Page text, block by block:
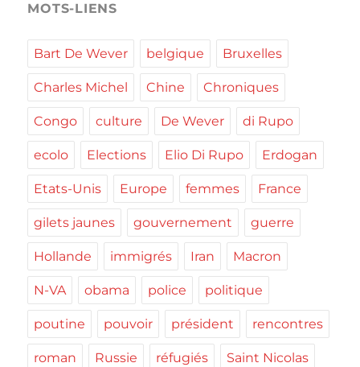
MOTS-LIENS
Bart De Wever belgique Bruxelles
Charles Michel Chine Chroniques
Congo culture De Wever di Rupo
ecolo Elections Elio Di Rupo Erdogan
Etats-Unis Europe femmes France
gilets jaunes gouvernement guerre
Hollande immigrés Iran Macron
N-VA obama police politique
poutine pouvoir président rencontres
roman Russie réfugiés Saint Nicolas